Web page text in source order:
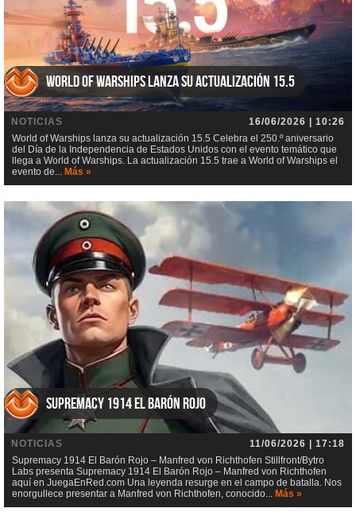
World of Warships lanza su actualización 15.5
NOTICIAS
16/06/2026 | 10:26
World of Warships lanza su actualización 15.5 Celebra el 250.º aniversario
del Día de la Independencia de Estados Unidos con el evento temático que
llega a World of Warships. La actualización 15.5 trae a World of Warships el
evento de... Más »
Supremacy 1914 El Barón Rojo
NOTICIAS
11/06/2026 | 17:18
Supremacy 1914 El Barón Rojo – Manfred von Richthofen Stillfront/Bytro
Labs presenta Supremacy 1914 El Barón Rojo – Manfred von Richthofen
aquí en JuegaEnRed.com Una leyenda resurge en el campo de batalla. Nos
enorgullece presentar a Manfred von Richthofen, conocido... Más »